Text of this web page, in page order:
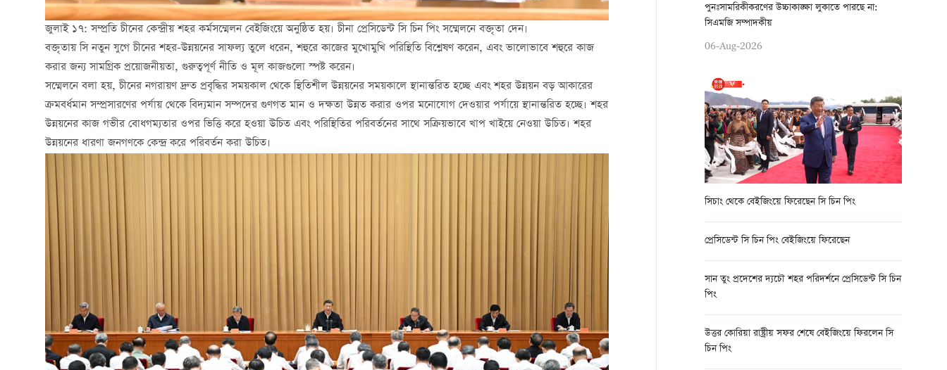
জুলাই ১৭: সম্প্রতি চীনের কেন্দ্রীয় শহর কর্মসম্মেলন বেইজিংয়ে অনুষ্ঠিত হয়। চীনা প্রেসিডেন্ট সি চিন পিং সম্মেলনে বক্তৃতা দেন।
বক্তৃতায় সি নতুন যুগে চীনের শহর-উন্নয়নের সাফল্য তুলে ধরেন, শহুরে কাজের মুখোমুখি পরিস্থিতি বিশ্লেষণ করেন, এবং ভালোভাবে শহুরে কাজ
করার জন্য সামগ্রিক প্রয়োজনীয়তা, গুরুত্বপূর্ণ নীতি ও মূল কাজগুলো স্পষ্ট করেন।
সম্মেলনে বলা হয়, চীনের নগরায়ণ দ্রুত প্রবৃদ্ধির সময়কাল থেকে স্থিতিশীল উন্নয়নের সময়কালে স্থানান্তরিত হচ্ছে এবং শহর উন্নয়ন বড় আকারের
ক্রমবর্ধমান সম্প্রসারণের পর্যায় থেকে বিদ্যমান সম্পদের গুণগত মান ও দক্ষতা উন্নত করার ওপর মনোযোগ দেওয়ার পর্যায়ে স্থানান্তরিত হচ্ছে। শহর
উন্নয়নের কাজ গভীর বোধগম্যতার ওপর ভিত্তি করে হওয়া উচিত এবং পরিস্থিতির পরিবর্তনের সাথে সক্রিয়ভাবে খাপ খাইয়ে নেওয়া উচিত। শহর
উন্নয়নের ধারণা জনগণকে কেন্দ্র করে পরিবর্তন করা উচিত।
পুনঃসামরিকীকরণের উচ্চাকাঙ্ক্ষা লুকাতে পারছে না:
সিএমজি সম্পাদকীয়
06-Aug-2026
সিচাং থেকে বেইজিংয়ে ফিরেছেন সি চিন পিং
প্রেসিডেন্ট সি চিন পিং বেইজিংয়ে ফিরেছেন
সান তুং প্রদেশের দ্যচৌ শহর পরিদর্শনে প্রেসিডেন্ট সি চিন
পিং
উত্তর কোরিয়া রাষ্ট্রীয় সফর শেষে বেইজিংয়ে ফিরলেন সি
চিন পিং